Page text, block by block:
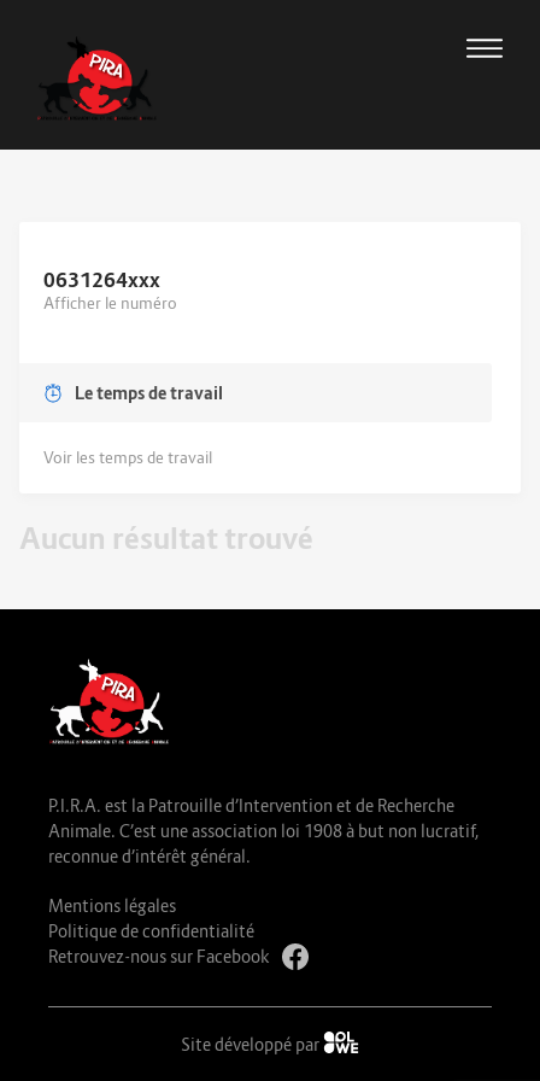
0631264xxx
Afficher le numéro
Le temps de travail
Voir les temps de travail
Aucun résultat trouvé
P.I.R.A. est la Patrouille d’Intervention et de Recherche
Animale. C’est une association loi 1908 à but non lucratif,
reconnue d’intérêt général.
Mentions légales
Politique de confidentialité
Retrouvez-nous sur Facebook
Site développé par